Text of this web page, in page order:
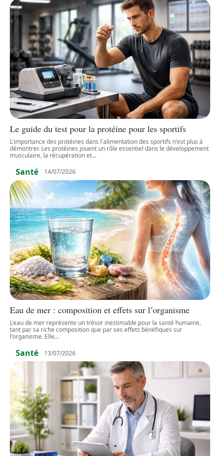
Le guide du test pour la protéine pour les sportifs
L'importance des protéines dans l'alimentation des sportifs n'est plus à
démontrer. Les protéines jouent un rôle essentiel dans le développement
musculaire, la récupération et…
Santé 14/07/2026
Eau de mer : composition et effets sur l’organisme
L'eau de mer représente un trésor inestimable pour la santé humaine,
tant par sa riche composition que par ses effets bénéfiques sur
l'organisme. Elle…
Santé 13/07/2026